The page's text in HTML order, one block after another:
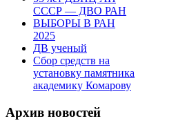
СССР — ДВО РАН
ВЫБОРЫ В РАН
2025
ДВ ученый
Сбор средств на
установку памятника
академику Комарову
Архив новостей